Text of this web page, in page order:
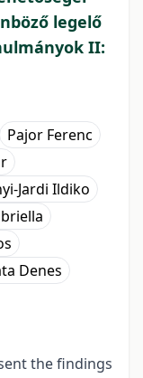
legelő
II:
Pajor Ferenc
Jardi Ildiko
Denes
the findings